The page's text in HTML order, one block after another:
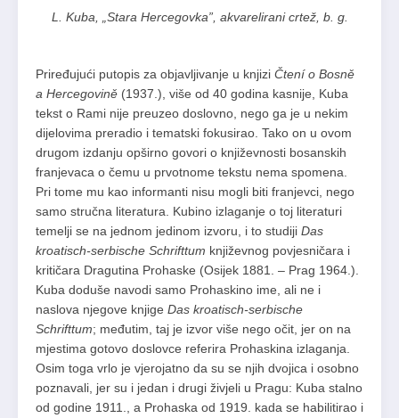
L. Kuba, „Stara Hercegovka”, akvarelirani crtež, b. g.
Priređujući putopis za objavljivanje u knjizi Čtení o Bosně
a Hercegovině (1937.), više od 40 godina kasnije, Kuba
tekst o Rami nije preuzeo doslovno, nego ga je u nekim
dijelovima preradio i tematski fokusirao. Tako on u ovom
drugom izdanju opširno govori o književnosti bosanskih
franjevaca o čemu u prvotnome tekstu nema spomena.
Pri tome mu kao informanti nisu mogli biti franjevci, nego
samo stručna literatura. Kubino izlaganje o toj literaturi
temelji se na jednom jedinom izvoru, i to studiji Das
kroatisch-serbische Schrifttum književnog povjesničara i
kritičara Dragutina Prohaske (Osijek 1881. – Prag 1964.).
Kuba doduše navodi samo Prohaskino ime, ali ne i
naslova njegove knjige Das kroatisch-serbische
Schrifttum; međutim, taj je izvor više nego očit, jer on na
mjestima gotovo doslovce referira Prohaskina izlaganja.
Osim toga vrlo je vjerojatno da su se njih dvojica i osobno
poznavali, jer su i jedan i drugi živjeli u Pragu: Kuba stalno
od godine 1911., a Prohaska od 1919. kada se habilitirao i